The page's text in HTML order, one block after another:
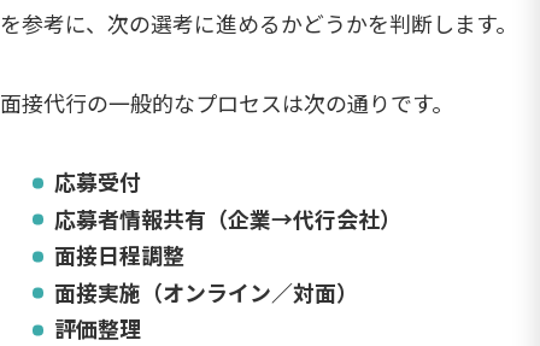
を参考に、次の選考に進めるかどうかを判断します。
面接代行の一般的なプロセスは次の通りです。
応募受付
応募者情報共有（企業→代行会社）
面接日程調整
面接実施（オンライン／対面）
評価整理